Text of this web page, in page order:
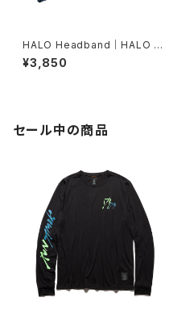
HALO Headband｜HALO バ
ンディット JP（Air Abyss Blu
e）
¥3,850
セール中の商品